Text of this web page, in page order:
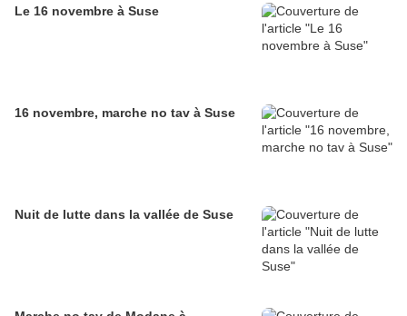
Le 16 novembre à Suse
16 novembre, marche no tav à Suse
Nuit de lutte dans la vallée de Suse